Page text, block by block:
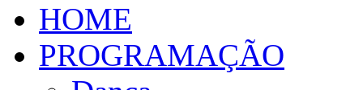
HOME
PROGRAMAÇÃO